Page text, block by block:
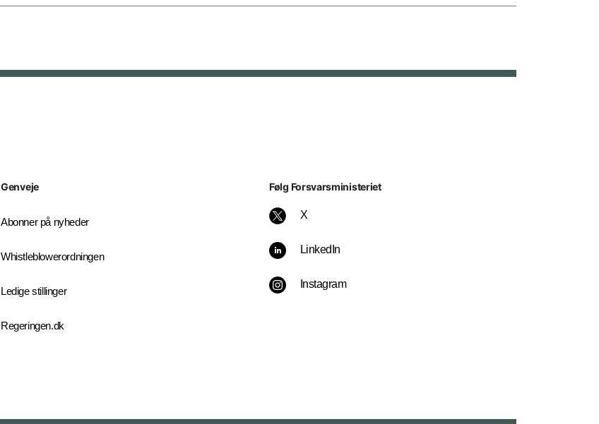
Genveje
Abonner på nyheder
Whistleblowerordningen
Ledige stillinger
Regeringen.dk
Følg Forsvarsministeriet
X
LinkedIn
Instagram